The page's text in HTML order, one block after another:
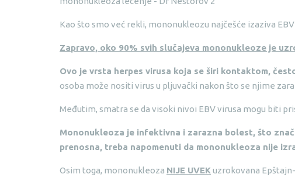
Kao što smo već rekli, mononukleozu najčešće izaziva
Zapravo, oko 90% svih slučajeva mononukleoze je
Ovo je vrsta herpes virusa koja se širi kontaktom,
osoba može nositi virus u pljuvački nakon što se njime
Međutim, smatra se da visoki nivoi EBV virusa mogu biti
Mononukleoza je infektivna i zarazna bolest, što
prenosna, treba napomenuti da mononukleoza nije
Osim toga, mononukleoza NIJE UVEKuzrokovana